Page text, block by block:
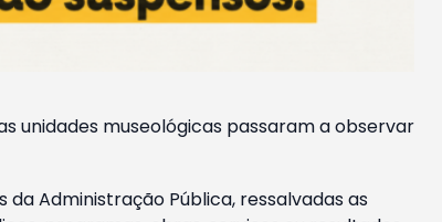
unidades museológicas passaram a observar
Administração Pública, ressalvadas as